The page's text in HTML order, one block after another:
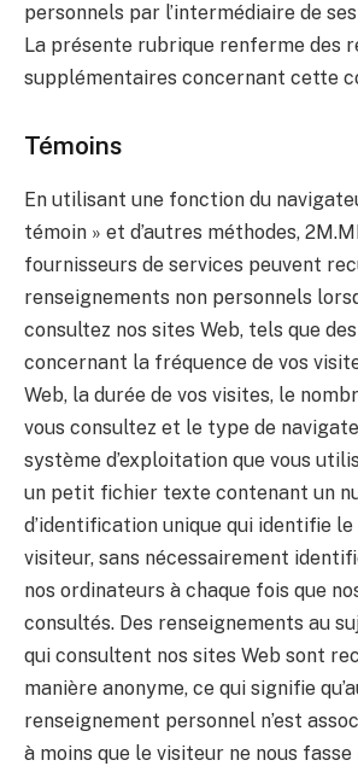
personnels par l’intermédiaire de
La présente rubrique renferme des
supplémentaires concernant cette
Témoins
En utilisant une fonction du
témoin » et d’autres méthodes,
fournisseurs de services peuvent
renseignements non personnels
consultez nos sites Web, tels que
concernant la fréquence de vos
Web, la durée de vos visites, le
vous consultez et le type de
système d’exploitation que vous
un petit fichier texte contenant un
d’identification unique qui identifie
visiteur, sans nécessairement
nos ordinateurs à chaque fois que
consultés. Des renseignements au
qui consultent nos sites Web sont
manière anonyme, ce qui signifie
renseignement personnel n’est
à moins que le visiteur ne nous